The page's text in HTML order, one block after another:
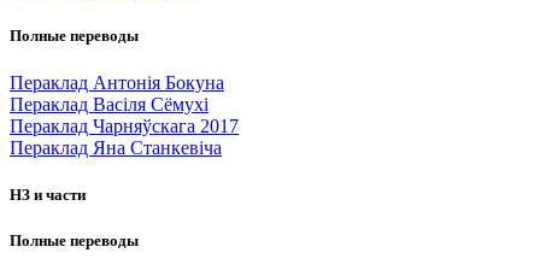
Полные переводы
Пераклад Антонія Бокуна
Пераклад Васіля Сёмухі
Пераклад Чарняўскага 2017
Пераклад Яна Станкевіча
НЗ и части
Полные переводы